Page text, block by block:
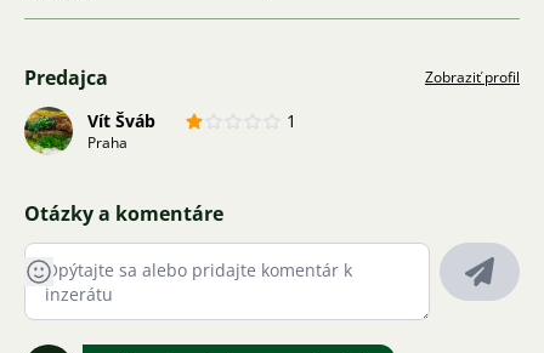
Predajca Zobraziť profil
Vít Šváb 1
Praha
Otázky a komentáre